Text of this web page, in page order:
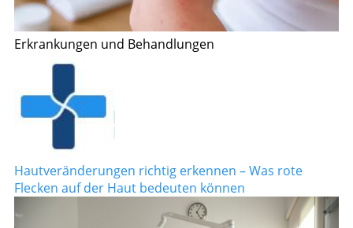
Erkrankungen und Behandlungen
Hautveränderungen richtig erkennen – Was rote
Flecken auf der Haut bedeuten können